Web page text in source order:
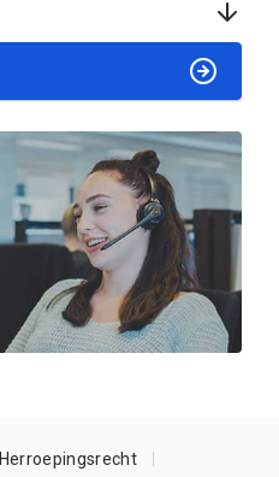
Herroepingsrecht